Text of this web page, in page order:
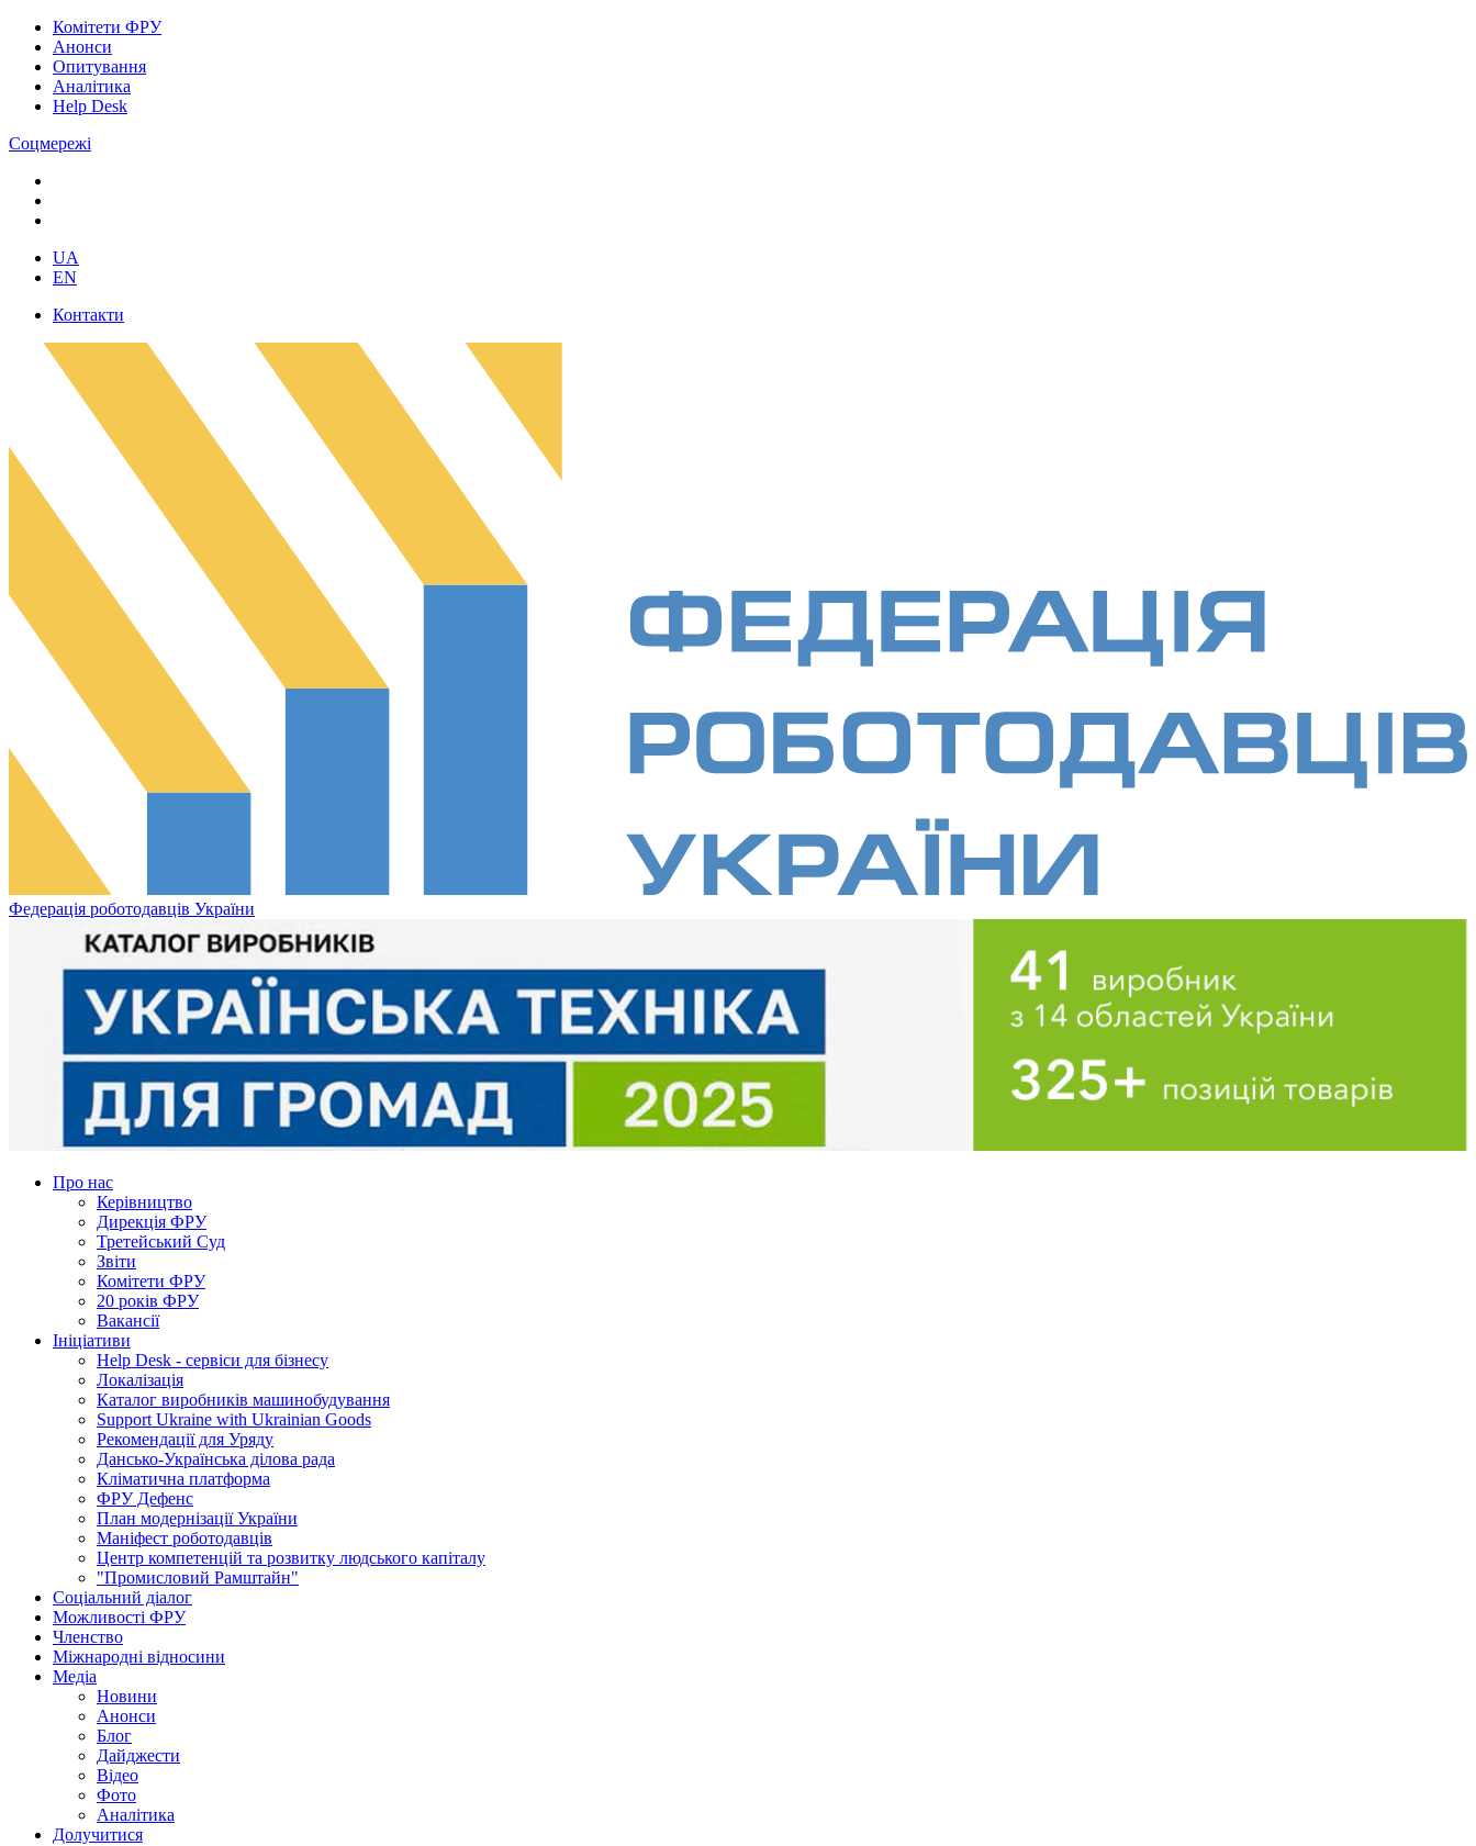
Комітети ФРУ
Анонси
Опитування
Аналітика
Help Desk
Соцмережі
UA
EN
Контакти
Федерація роботодавців України
Про нас
Керівництво
Дирекція ФРУ
Третейський Суд
Звіти
Комітети ФРУ
20 років ФРУ
Вакансії
Ініціативи
Help Desk - сервіси для бізнесу
Локалізація
Каталог виробників машинобудування
Support Ukraine with Ukrainian Goods
Рекомендації для Уряду
Дансько-Українська ділова рада
Кліматична платформа
ФРУ Дефенс
План модернізації України
Маніфест роботодавців
Центр компетенцій та розвитку людського капіталу
"Промисловий Рамштайн"
Соціальний діалог
Можливості ФРУ
Членство
Міжнародні відносини
Медіа
Новини
Анонси
Блог
Дайджести
Відео
Фото
Аналітика
Долучитися